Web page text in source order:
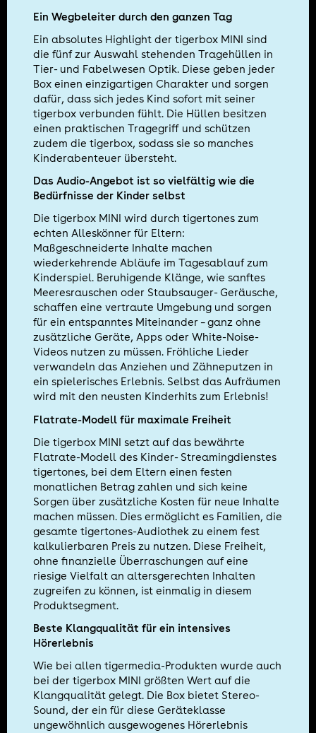
Ein Wegbeleiter durch den ganzen Tag
Ein absolutes Highlight der tigerbox MINI sind
die fünf zur Auswahl stehenden Tragehüllen in
Tier- und Fabelwesen Optik. Diese geben jeder
Box einen einzigartigen Charakter und sorgen
dafür, dass sich jedes Kind sofort mit seiner
tigerbox verbunden fühlt. Die Hüllen besitzen
einen praktischen Tragegriff und schützen
zudem die tigerbox, sodass sie so manches
Kinderabenteuer übersteht.
Das Audio-Angebot ist so vielfältig wie die
Bedürfnisse der Kinder selbst
Die tigerbox MINI wird durch tigertones zum
echten Alleskönner für Eltern:
Maßgeschneiderte Inhalte machen
wiederkehrende Abläufe im Tagesablauf zum
Kinderspiel. Beruhigende Klänge, wie sanftes
Meeresrauschen oder Staubsauger- Geräusche,
schaffen eine vertraute Umgebung und sorgen
für ein entspanntes Miteinander – ganz ohne
zusätzliche Geräte, Apps oder White-Noise-
Videos nutzen zu müssen. Fröhliche Lieder
verwandeln das Anziehen und Zähneputzen in
ein spielerisches Erlebnis. Selbst das Aufräumen
wird mit den neusten Kinderhits zum Erlebnis!
Flatrate-Modell für maximale Freiheit
Die tigerbox MINI setzt auf das bewährte
Flatrate-Modell des Kinder- Streamingdienstes
tigertones, bei dem Eltern einen festen
monatlichen Betrag zahlen und sich keine
Sorgen über zusätzliche Kosten für neue Inhalte
machen müssen. Dies ermöglicht es Familien, die
gesamte tigertones-Audiothek zu einem fest
kalkulierbaren Preis zu nutzen. Diese Freiheit,
ohne finanzielle Überraschungen auf eine
riesige Vielfalt an altersgerechten Inhalten
zugreifen zu können, ist einmalig in diesem
Produktsegment.
Beste Klangqualität für ein intensives
Hörerlebnis
Wie bei allen tigermedia-Produkten wurde auch
bei der tigerbox MINI größten Wert auf die
Klangqualität gelegt. Die Box bietet Stereo-
Sound, der ein für diese Geräteklasse
ungewöhnlich ausgewogenes Hörerlebnis